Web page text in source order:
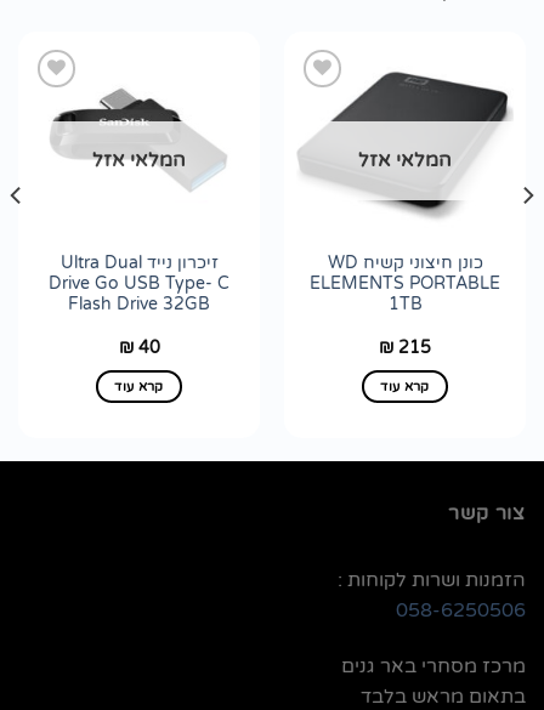
הוסף
לרשימת
wishlist
המלאי אזל
כונן חיצוני קשיח WD
ELEMENTS PORTABLE
1TB
₪ 215
קרא עוד
הוסף
לרשימת
המלאי אזל
זיכרון נייד Ultra Dual
Drive Go USB Type- C
Flash Drive 32GB
₪40
קרא עוד
צור קשר
הזמנות ושרות לקוחות :
058-6250506
מרכז מסחרי באר גנים
בתאום מראש בלבד